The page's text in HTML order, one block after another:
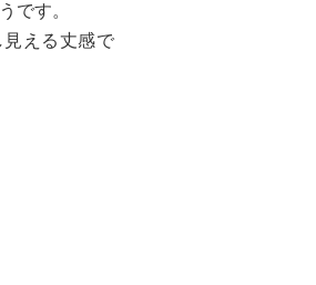
です。
見える丈感で